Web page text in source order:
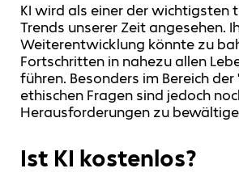
KI wird als einer der wichtigsten
Trends unserer Zeit angesehen.
Weiterentwicklung könnte zu
Fortschritten in nahezu allen
führen. Besonders im Bereich der
ethischen Fragen sind jedoch
Herausforderungen zu
Ist KI kostenlos?